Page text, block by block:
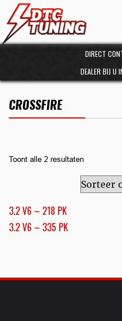
DIRECT
DEALER BIJ U
CROSSFIRE
Toont alle 2 resultaten
3.2 V6 – 218 PK
3.2 V6 – 335 PK